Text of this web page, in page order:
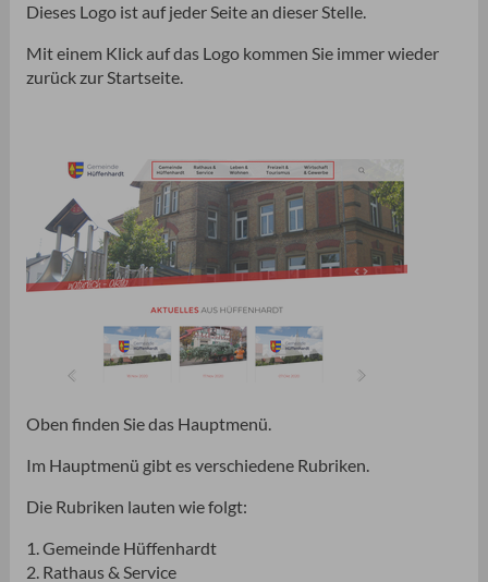
Dieses Logo ist auf jeder Seite an dieser Stelle.
Mit einem Klick auf das Logo kommen Sie immer wieder
zurück zur Startseite.
Oben finden Sie das Hauptmenü.
Im Hauptmenü gibt es verschiedene Rubriken.
Die Rubriken lauten wie folgt:
1. Gemeinde Hüffenhardt
2. Rathaus & Service